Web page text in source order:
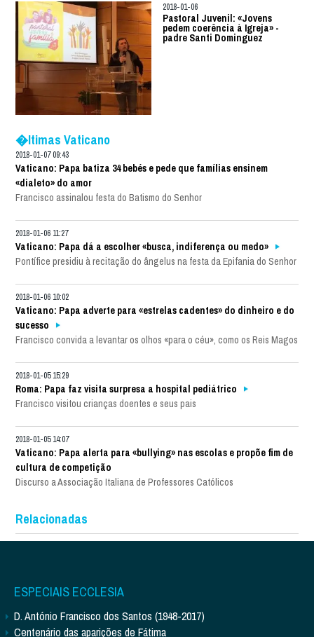
2018-01-06
Pastoral Juvenil: «Jovens
pedem coerência à Igreja» -
padre Santi Dominguez
�ltimas Vaticano
2018-01-07 09:43
Vaticano: Papa batiza 34 bebés e pede que famílias ensinem
«dialeto» do amor
Francisco assinalou festa do Batismo do Senhor
2018-01-06 11:27
Vaticano: Papa dá a escolher «busca, indiferença ou medo»
Pontífice presidiu à recitação do ângelus na festa da Epifania do Senhor
2018-01-06 10:02
Vaticano: Papa adverte para «estrelas cadentes» do dinheiro e do
sucesso
Francisco convida a levantar os olhos «para o céu», como os Reis Magos
2018-01-05 15:29
Roma: Papa faz visita surpresa a hospital pediátrico
Francisco visitou crianças doentes e seus pais
2018-01-05 14:07
Vaticano: Papa alerta para «bullying» nas escolas e propõe fim de
cultura de competição
Discurso a Associação Italiana de Professores Católicos
Relacionadas
ESPECIAIS ECCLESIA
D. António Francisco dos Santos (1948-2017)
Centenário das aparições de Fátima